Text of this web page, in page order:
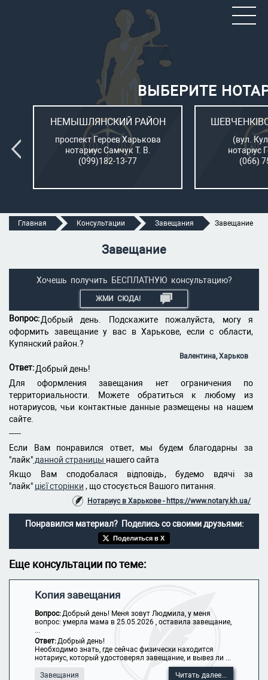
ВЫБЕРИТЕ
НЕМЫШЛЯНСКИЙ РАЙОН
проспект Героев Харькова
нотариус Самчук Т. В.
(099)182-13-77
(вул.
нотаріус
(066)
Главная Консультации Завещания Завещание
Завещание
Хочешь получить БЕСПЛАТНУЮ консультацию?
ЖМИ СЮДА!
Вопрос:Добрый день. Подскажите пожалуйста, могу я
оформить завещание у вас в Харькове, если с области,
Купянский район.?
Валентина, Харьков
Ответ:Добрый день!
Для оформления завещания нет ограничения по
территориальности. Можете обратиться к любому из
нотариусов, чьи контактные данные размещены на нашем
сайте.
-----
Если Вам понравился ответ, мы будем благодарны за
"лайк" данной страницы нашего сайта
Якщо Вам сподобалася відповідь, будемо вдячі за
"лайк" цієї сторінки , що стосується Вашого питання.
Нотариус в Харькове - https://www.notary.kh.ua/
Понравился материал? Поделись со своими друзьями:
Поделиться в X
Еще консультации по теме:
Копия завещания
Вопрос:Добрый день! Меня зовут Людмила, у меня
вопрос: умерла мама в 25.05.2026 , оставила завещание,
...
Ответ:Добрый день!
Необходимо знать, где сейчас физически находится
нотариус, который удостоверял завещание, и вывез ли ...
Завещания Читать далее...